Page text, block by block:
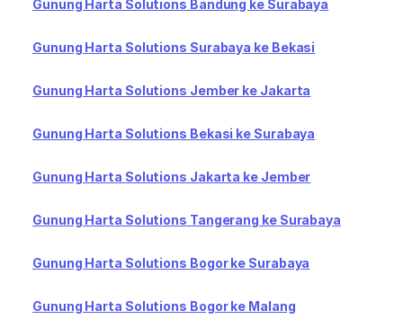
Gunung Harta Solutions Bandung ke Surabaya
Gunung Harta Solutions Surabaya ke Bekasi
Gunung Harta Solutions Jember ke Jakarta
Gunung Harta Solutions Bekasi ke Surabaya
Gunung Harta Solutions Jakarta ke Jember
Gunung Harta Solutions Tangerang ke Surabaya
Gunung Harta Solutions Bogor ke Surabaya
Gunung Harta Solutions Bogor ke Malang